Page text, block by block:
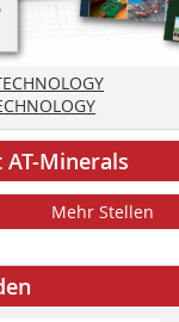
Minerals
Mehr Stellen